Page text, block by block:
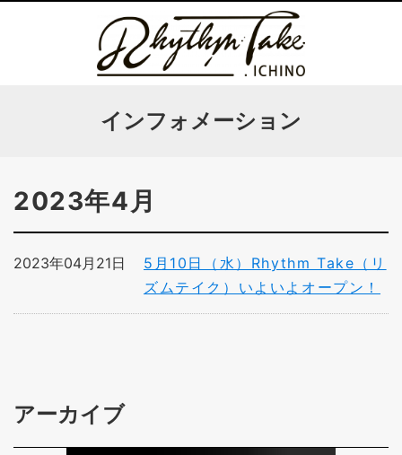
インフォメーション
2023年4月
5月10日（水）Rhythm Take（リ
ズムテイク）いよいよオープン！
2023年04月21日
アーカイブ